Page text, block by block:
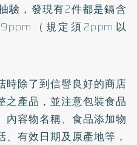
驗，發現有2件都是鎘含
（規定須2ppm以
時除了到信譽良好的商店
之產品，並注意包裝食品
內容物名稱、食品添加物
有效日期及原產地等，